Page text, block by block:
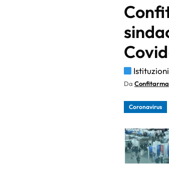
Istituzioni
Da Confitarma
Coronavirus